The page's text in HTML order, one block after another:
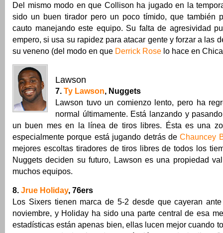
Del mismo modo en que Collison ha jugado en la
sido un buen tirador pero un poco tímido, que también
cauto manejando este equipo. Su falta de agresividad
empero, si usa su rapidez para atacar gente y forzar a las
su veneno (del modo en que Derrick Rose lo hace en
Lawson
7. Ty Lawson, Nuggets
Lawson tuvo un comienzo lento, pero ha
normal últimamente. Está lanzando y
un buen mes en la línea de tiros libres. Ésta es una
especialmente porque está jugando detrás deChauncey
mejores escoltas tiradores de tiros libres de todos los
Nuggets deciden su futuro, Lawson es una propiedad
muchos equipos.
8. Jrue Holiday, 76ers
Los Sixers tienen marca de 5-2 desde que cayeran
noviembre, y Holiday ha sido una parte central de esa
estadísticas están apenas bien, ellas lucen mejor cuando